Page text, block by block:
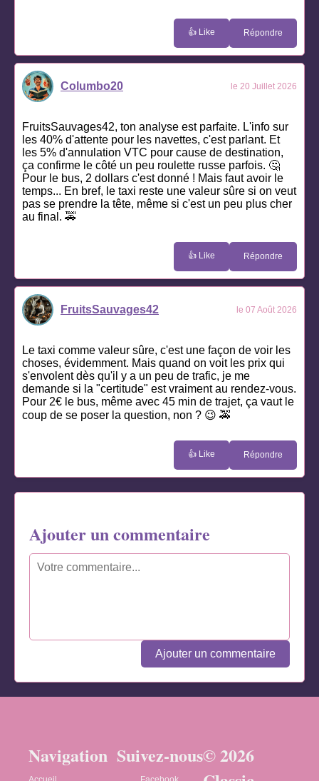
👍 Like Répondre
Columbo20 le 20 Juillet 2026
FruitsSauvages42, ton analyse est parfaite. L'info sur
les 40% d'attente pour les navettes, c'est parlant. Et
les 5% d'annulation VTC pour cause de destination,
ça confirme le côté un peu roulette russe parfois. 🤔
Pour le bus, 2 dollars c'est donné ! Mais faut avoir le
temps... En bref, le taxi reste une valeur sûre si on veut
pas se prendre la tête, même si c'est un peu plus cher
au final. 🚕
👍 Like Répondre
FruitsSauvages42 le 07 Août 2026
Le taxi comme valeur sûre, c'est une façon de voir les
choses, évidemment. Mais quand on voit les prix qui
s'envolent dès qu'il y a un peu de trafic, je me
demande si la "certitude" est vraiment au rendez-vous.
Pour 2€ le bus, même avec 45 min de trajet, ça vaut le
coup de se poser la question, non ? 😉 🚕
👍 Like Répondre
Ajouter un commentaire
Ajouter un commentaire
Navigation Suivez-nous© 2026